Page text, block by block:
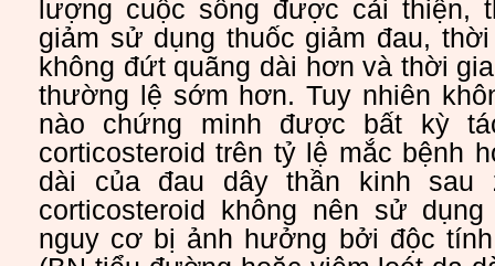
lượng cuộc sống được cải thiện,
giảm sử dụng thuốc giảm đau,
không đứt quãng dài hơn và thời
thường lệ sớm hơn. Tuy nhiên
nào chứng minh được bất kỳ
corticosteroid trên tỷ lệ mắc bệnh
dài của đau dây thần kinh sau
corticosteroid không nên sử
nguy cơ bị ảnh hưởng bởi độc